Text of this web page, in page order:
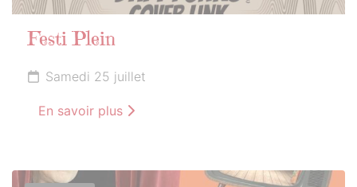
Festi Plein
Samedi 25 juillet
En savoir plus